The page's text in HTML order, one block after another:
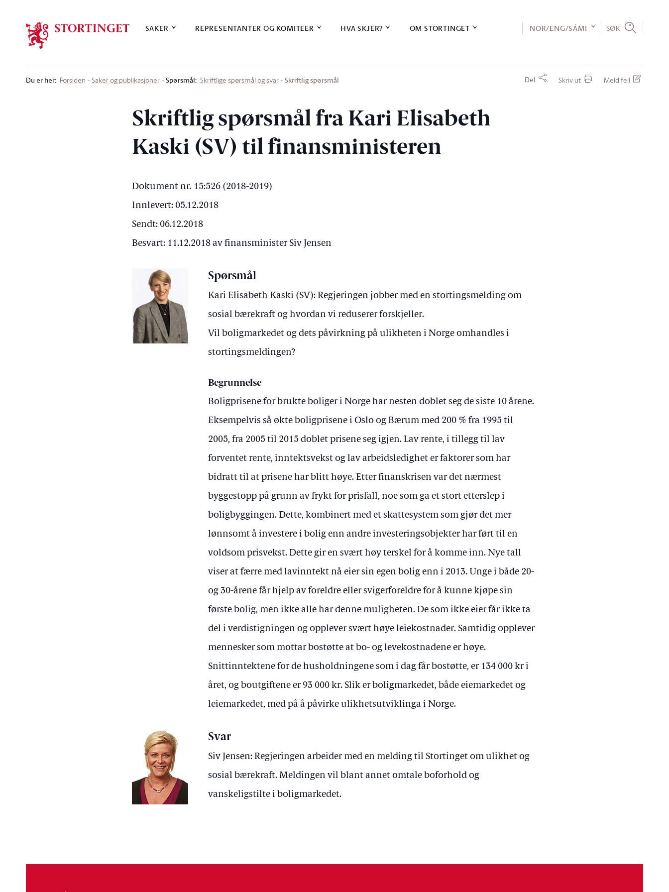
SAKER REPRESENTANTER OG KOMITEER HVA SKJER? OM STORTINGET NOR/ENG/SÁMI SØK
Du er her: Forsiden Saker og publikasjoner Spørsmål: Skriftlige spørsmål og svar Skriftlig spørsmål Del Skriv ut Meld feil
Skriftlig spørsmål fra Kari Elisabeth
Kaski (SV) til finansministeren
Dokument nr. 15:526 (2018-2019)
Innlevert: 05.12.2018
Sendt: 06.12.2018
Besvart: 11.12.2018 av finansminister Siv Jensen
Spørsmål
Kari Elisabeth Kaski (SV): Regjeringen jobber med en stortingsmelding om
sosial bærekraft og hvordan vi reduserer forskjeller.
Vil boligmarkedet og dets påvirkning på ulikheten i Norge omhandles i
stortingsmeldingen?
Begrunnelse
Boligprisene for brukte boliger i Norge har nesten doblet seg de siste 10 årene.
Eksempelvis så økte boligprisene i Oslo og Bærum med 200 % fra 1995 til
2005, fra 2005 til 2015 doblet prisene seg igjen. Lav rente, i tillegg til lav
forventet rente, inntektsvekst og lav arbeidsledighet er faktorer som har
bidratt til at prisene har blitt høye. Etter finanskrisen var det nærmest
byggestopp på grunn av frykt for prisfall, noe som ga et stort etterslep i
boligbyggingen. Dette, kombinert med et skattesystem som gjør det mer
lønnsomt å investere i bolig enn andre investeringsobjekter har ført til en
voldsom prisvekst. Dette gir en svært høy terskel for å komme inn. Nye tall
viser at færre med lavinntekt nå eier sin egen bolig enn i 2013. Unge i både 20-
og 30-årene får hjelp av foreldre eller svigerforeldre for å kunne kjøpe sin
første bolig, men ikke alle har denne muligheten. De som ikke eier får ikke ta
del i verdistigningen og opplever svært høye leiekostnader. Samtidig opplever
mennesker som mottar bostøtte at bo- og levekostnadene er høye.
Snittinntektene for de husholdningene som i dag får bostøtte, er 134 000 kr i
året, og boutgiftene er 93 000 kr. Slik er boligmarkedet, både eiemarkedet og
leiemarkedet, med på å påvirke ulikhetsutviklinga i Norge.
Svar
Siv Jensen: Regjeringen arbeider med en melding til Stortinget om ulikhet og
sosial bærekraft. Meldingen vil blant annet omtale boforhold og
vanskeligstilte i boligmarkedet.